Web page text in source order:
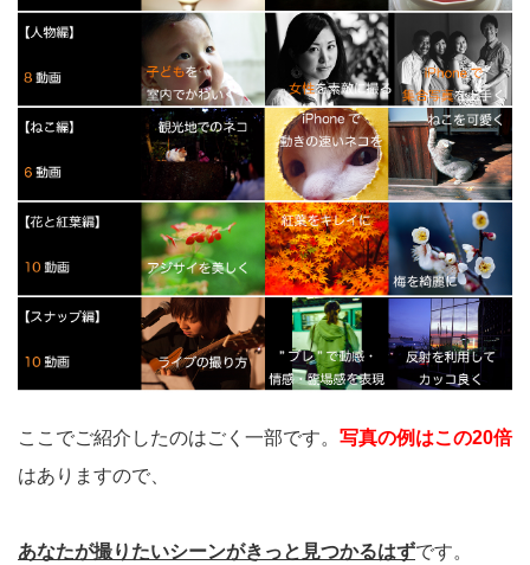
ここでご紹介したのはごく一部です。 写真の例はこの20倍
はありますので、
あなたが撮りたいシーンがきっと見つかるはずです。